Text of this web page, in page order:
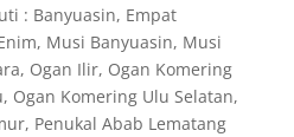
: Banyuasin, Empat
Musi Banyuasin, Musi
Ogan Ilir, Ogan Komering
Ogan Komering Ulu Selatan,
Penukal Abab Lematang